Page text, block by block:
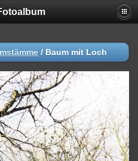
/ Baum mit Loch